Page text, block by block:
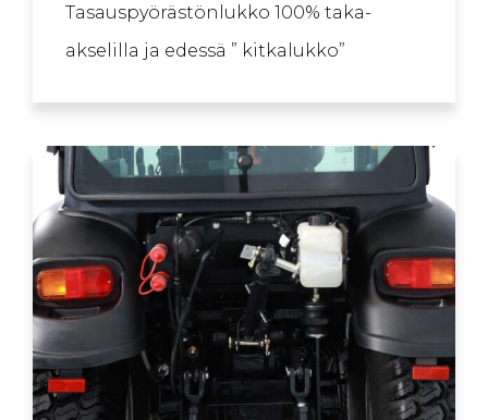
Tasauspyörästönlukko 100% taka-
akselilla ja edessä ” kitkalukko”